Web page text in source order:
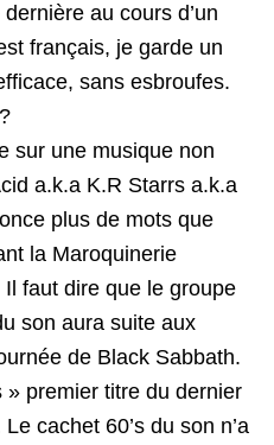
au cours d’un
français, je garde un
sans esbroufes.
sur une musique non
a.k.a K.R Starrs a.k.a
plus de mots que
la Maroquinerie
faut dire que le groupe
son aura suite aux
de Black Sabbath.
» premier titre du dernier
cachet 60’s du son n’a